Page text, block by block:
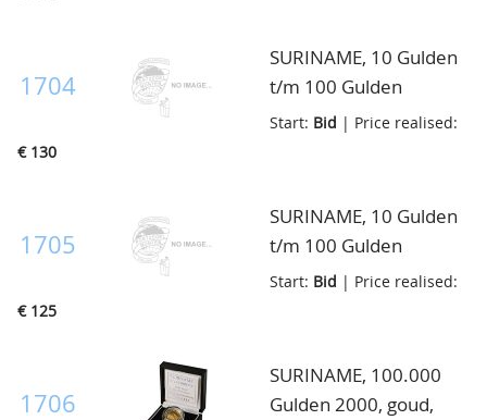
voeren de letter "S"
van de Minister van
oplage slechts 650 sets,
1704
SURINAME, 10 Gulden
t/m 100 Gulden
proofset 1976, 10 en
onder wapen, in
cassette
Start: Bid | Price realised:
€ 130
1705
SURINAME, 10 Gulden
t/m 100 Gulden
proofset 1976, 10 en
onder wapen, in
cassette
Start: Bid | Price realised:
€ 125
1706
SURINAME, 100.000
Gulden 2000, goud,